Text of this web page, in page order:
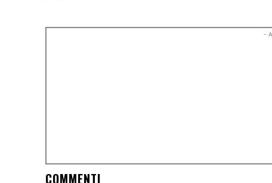
-
COMMENTI